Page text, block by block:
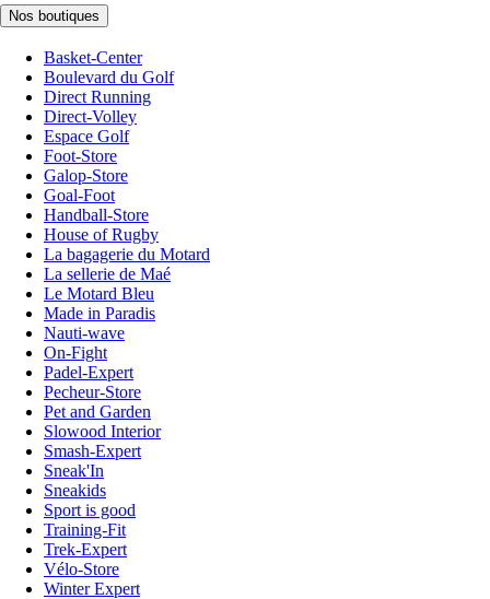
Nos boutiques
Basket-Center
Boulevard du Golf
Direct Running
Direct-Volley
Espace Golf
Foot-Store
Galop-Store
Goal-Foot
Handball-Store
House of Rugby
La bagagerie du Motard
La sellerie de Maé
Le Motard Bleu
Made in Paradis
Nauti-wave
On-Fight
Padel-Expert
Pecheur-Store
Pet and Garden
Slowood Interior
Smash-Expert
Sneak'In
Sneakids
Sport is good
Training-Fit
Trek-Expert
Vélo-Store
Winter Expert